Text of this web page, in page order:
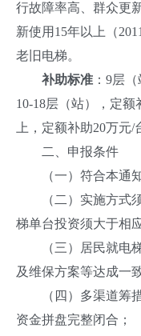
行故障率高、群众更
新使用15年以上（
老旧电梯。
补助标准 ：9层
10-18层（站），定额
上，定额补助20万元/
二、申报条件
（一）符合本通知
（二）实施方式须
梯单台投资须大于相
（三）居民就电梯
及维保方案等达成一
（四）多渠道筹措
资金拼盘完整闭合；